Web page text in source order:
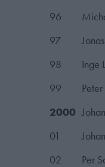
96
97
98
Inge
99
2000
01
02
Per